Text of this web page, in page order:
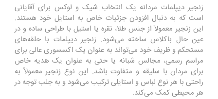
زنجیر دیپلمات مردانه یک انتخاب شیک و لوکس برای آقایانی
است که به دنبال افزودن جزئیات خاص به استایل خود هستند.
این زنجیر معمولاً از جنس طلا، نقره یا استیل با طراحی ساده و در
عین حال باکلاس ساخته می‌شود. زنجیر دیپلمات با حلقه‌های
مستحکم و ظریف خود می‌تواند به عنوان یک اکسسوری عالی برای
مراسم رسمی، مجالس شبانه یا حتی به عنوان یک هدیه خاص
برای مردان با سلیقه و متفاوت باشد. این نوع زنجیر معمولاً به
راحتی با هر نوع لباس و استایلی ترکیب می‌شود و به جلب توجه در
هر محیطی کمک می‌کند.